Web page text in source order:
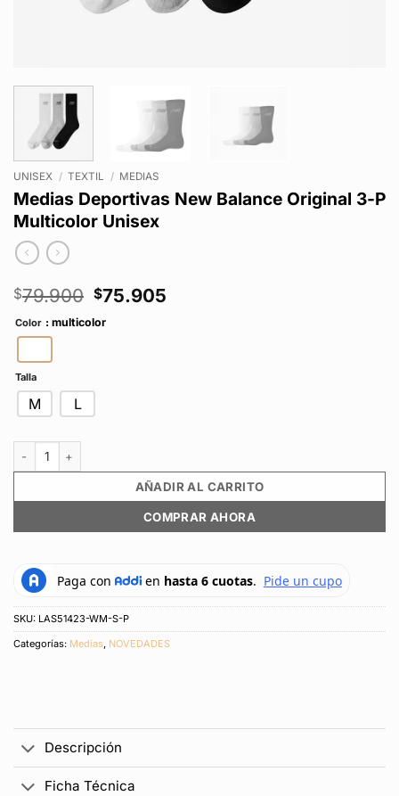
UNISEX / TEXTIL / MEDIAS
Medias Deportivas New Balance Original 3-P
Multicolor Unisex
$79.900 El
precio
original
$75.905
Color : multicolor
Talla
M L
Medias Deportivas New Balance Original 3-P Multicolor Unisex cantidad
AÑADIR AL CARRITO
COMPRAR AHORA
SKU: LAS51423-WM-S-P
Categorías: Medias, NOVEDADES
Descripción
Ficha Técnica